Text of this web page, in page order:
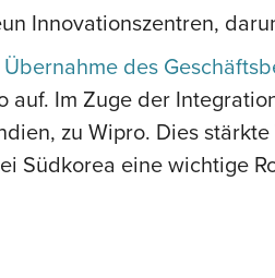
Innovationszentren,
Übernahme des
auf. Im Zuge der
zu Wipro. Dies
Südkorea eine wichtige